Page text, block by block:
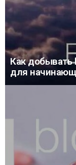
Как добывать
для